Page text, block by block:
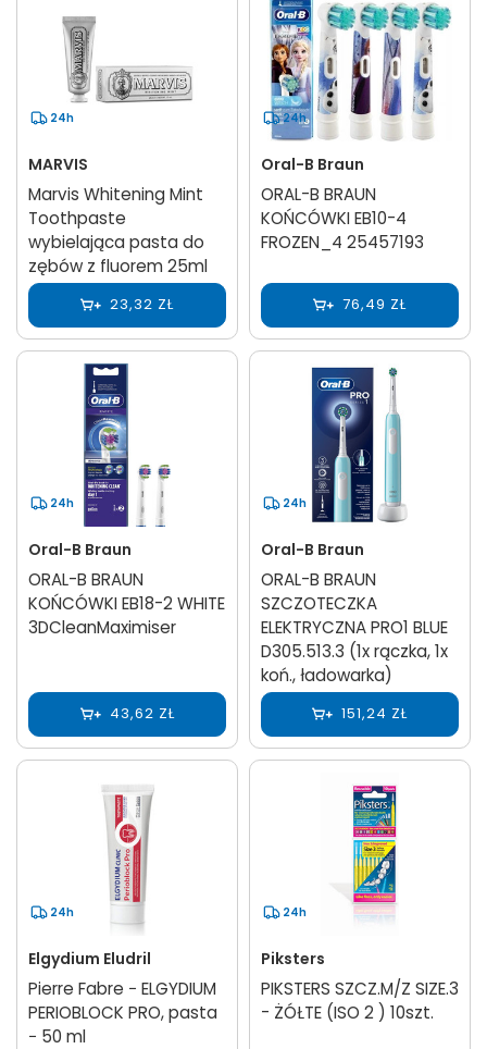
24h
MARVIS
Marvis Whitening Mint
Toothpaste
wybielająca pasta do
zębów z fluorem 25ml
23,32 ZŁ
24h
Oral-B Braun
ORAL-B BRAUN
KOŃCÓWKI EB10-4
FROZEN_4 25457193
76,49 ZŁ
24h
Oral-B Braun
ORAL-B BRAUN
KOŃCÓWKI EB18-2 WHITE
3DCleanMaximiser
43,62 ZŁ
24h
Oral-B Braun
ORAL-B BRAUN
SZCZOTECZKA
ELEKTRYCZNA PRO1 BLUE
D305.513.3 (1x rączka, 1x
koń., ładowarka)
151,24 ZŁ
24h
Elgydium Eludril
Pierre Fabre − ELGYDIUM
PERIOBLOCK PRO, pasta
− 50 ml
24h
Piksters
PIKSTERS SZCZ.M/Z SIZE.3
- ŻÓŁTE (ISO 2 ) 10szt.